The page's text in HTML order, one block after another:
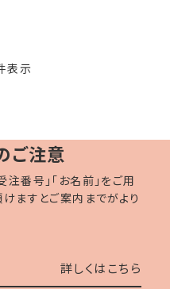
表示
ご注意
番号」「お名前」をご用
ますとご案内までがより
詳しくはこちら